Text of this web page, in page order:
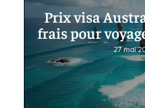
Prix visa
frais pour
27 mai